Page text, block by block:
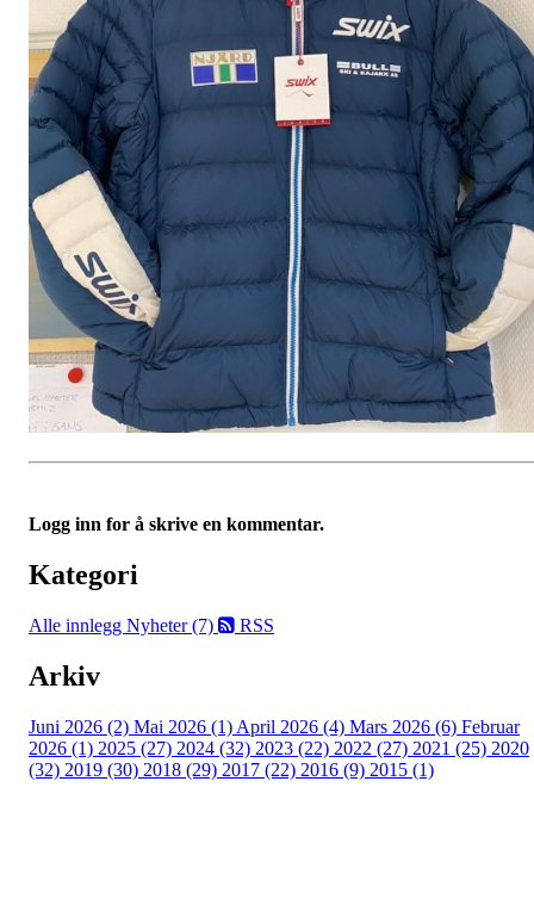
Logg inn for å skrive en kommentar.
Kategori
Alle innlegg Nyheter (7) RSS
Arkiv
Juni 2026 (2) Mai 2026 (1) April 2026 (4) Mars 2026 (6) Februar
2026 (1) 2025 (27) 2024 (32) 2023 (22) 2022 (27) 2021 (25) 2020
(32) 2019 (30) 2018 (29) 2017 (22) 2016 (9) 2015 (1)